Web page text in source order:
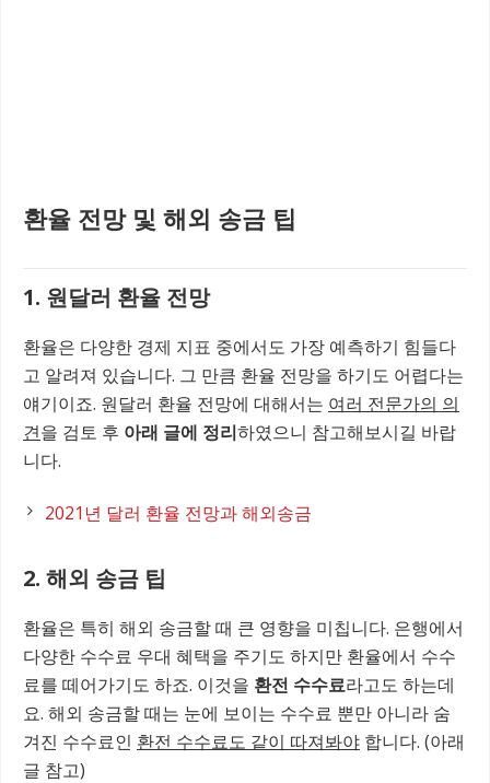
환율 전망 및 해외 송금 팁
1. 원달러 환율 전망
환율은 다양한 경제 지표 중에서도 가장 예측하기 힘들다
고 알려져 있습니다. 그 만큼 환율 전망을 하기도 어렵다는
얘기이죠. 원달러 환율 전망에 대해서는 여러 전문가의 의
견을 검토 후 아래 글에 정리하였으니 참고해보시길 바랍
니다.
2021년 달러 환율 전망과 해외송금
2. 해외 송금 팁
환율은 특히 해외 송금할 때 큰 영향을 미칩니다. 은행에서
다양한 수수료 우대 혜택을 주기도 하지만 환율에서 수수
료를 떼어가기도 하죠. 이것을 환전 수수료라고도 하는데
요. 해외 송금할 때는 눈에 보이는 수수료 뿐만 아니라 숨
겨진 수수료인 환전 수수료도 같이 따져봐야 합니다. (아래
글 참고)